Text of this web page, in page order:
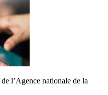
l’Agence nationale de la